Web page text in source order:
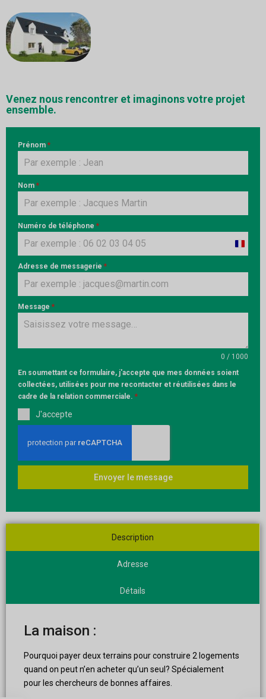
Venez nous rencontrer et imaginons votre projet
ensemble.
Prénom *
Nom *
Numéro de téléphone *
France
Adresse de messagerie *
Message *
0 / 1000
En soumettant ce formulaire, j'accepte que mes données soient
collectées, utilisées pour me recontacter et réutilisées dans le
cadre de la relation commerciale. *
J'accepte
Envoyer le message
Description
Adresse
Détails
La maison :
Pourquoi payer deux terrains pour construire 2 logements
quand on peut n’en acheter qu’un seul? Spécialement
pour les chercheurs de bonnes affaires.